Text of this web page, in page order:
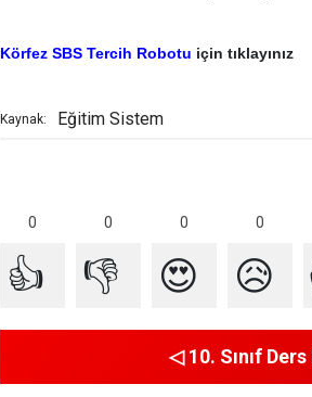
Körfez SBS Tercih Robotu için tıklayınız
Kaynak: Eğitim Sistem
0 0 0 0
👍 👎 😍 😥
◁ 10. Sınıf